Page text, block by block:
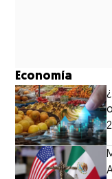
Economía